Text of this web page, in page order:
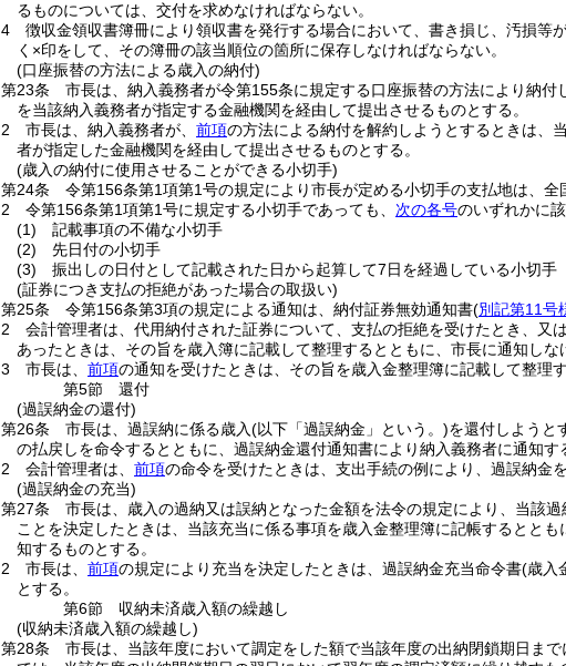
るものについては、交付を求めなければならない。
4
徴収金領収書簿冊により領収書を発行する場合において、書き損じ、汚損
く×印をして、その簿冊の該当順位の箇所に保存しなければならない。
(口座振替の方法による歳入の納付)
第23条
市長は、納入義務者が令第155条に規定する口座振替の方法により納
を当該納入義務者が指定する金融機関を経由して提出させるものとする。
2
市長は、納入義務者が、 前項の方法による納付を解約しようとするときは、
者が指定した金融機関を経由して提出させるものとする。
(歳入の納付に使用させることができる小切手)
第24条
令第156条第1項第1号の規定により市長が定める小切手の支払地は、全
2
令第156条第1項第1号に規定する小切手であっても、 次の各号のいずれかに
(1)
記載事項の不備な小切手
(2)
先日付の小切手
(3)
振出しの日付として記載された日から起算して7日を経過している小切手
(証券につき支払の拒絶があった場合の取扱い)
第25条
令第156条第3項の規定による通知は、納付証券無効通知書(別記第11号
2
会計管理者は、代用納付された証券について、支払の拒絶を受けたとき、
あったときは、その旨を歳入簿に記載して整理するとともに、市長に通知しな
3
市長は、 前項の通知を受けたときは、その旨を歳入金整理簿に記載して整理
第5節
還付
(過誤納金の還付)
第26条
市長は、過誤納に係る歳入(以下「過誤納金」という。)を還付しようと
の払戻しを命令するとともに、過誤納金還付通知書により納入義務者に通知す
2
会計管理者は、 前項の命令を受けたときは、支出手続の例により、過誤納金
(過誤納金の充当)
第27条
市長は、歳入の過納又は誤納となった金額を法令の規定により、当該
ことを決定したときは、当該充当に係る事項を歳入金整理簿に記帳するとと
知するものとする。
2
市長は、 前項の規定により充当を決定したときは、過誤納金充当命令書(歳入
とする。
第6節
収納未済歳入額の繰越し
(収納未済歳入額の繰越し)
第28条
市長は、当該年度において調定をした額で当該年度の出納閉鎖期日ま